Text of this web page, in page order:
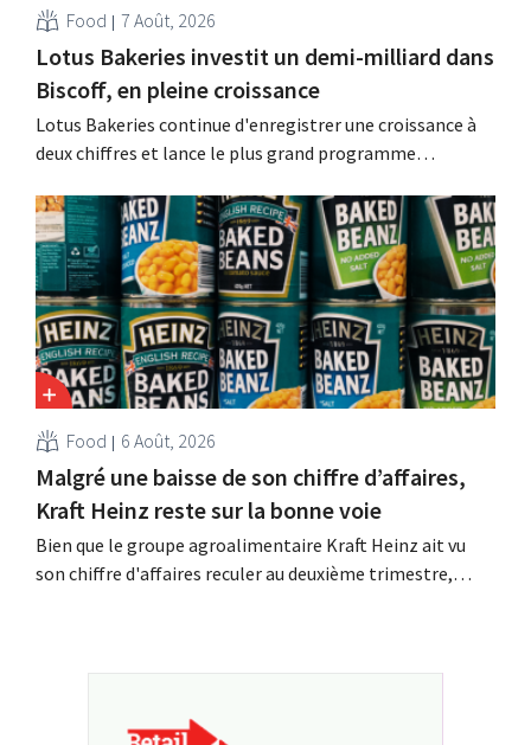
Food 7 Août, 2026
Lotus Bakeries investit un demi-milliard dans
Biscoff, en pleine croissance
Lotus Bakeries continue d'enregistrer une croissance à
deux chiffres et lance le plus grand programme
capacité de production de Biscoff : « Nous devons saisir
cette opportunité ».
Food 6 Août, 2026
Malgré une baisse de son chiffre d’affaires,
Kraft Heinz reste sur la bonne voie
Bien que le groupe agroalimentaire Kraft Heinz ait vu
son chiffre d'affaires reculer au deuxième trimestre,